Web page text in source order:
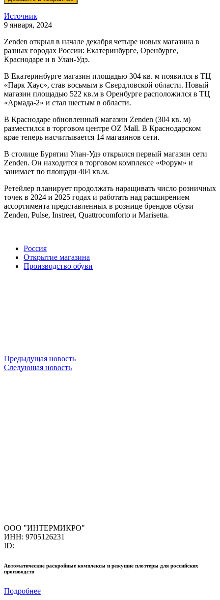
Источник
9 января, 2024
Zenden открыл в начале декабря четыре новых магазина в
разных городах России: Екатеринбурге, Оренбурге,
Краснодаре и в Улан-Удэ.
В Екатеринбурге магазин площадью 304 кв. м появился в ТЦ
«Парк Хаус», став восьмым в Свердловской области. Новый
магазин площадью 522 кв.м в Оренбурге расположился в ТЦ
«Армада-2» и стал шестым в области.
В Краснодаре обновленный магазин Zenden (304 кв. м)
разместился в торговом центре OZ Mall. В Краснодарском
крае теперь насчитывается 14 магазинов сети.
В столице Бурятии Улан-Удэ открылся первый магазин сети
Zenden. Он находится в торговом комплексе «Форум» и
занимает по площади 404 кв.м.
Ретейлер планирует продолжать наращивать число розничных
точек в 2024 и 2025 годах и работать над расширением
ассортимента представленных в рознице брендов обуви
Zenden, Pulse, Instreet, Quattrocomforto и Marisetta.
Россия
Открытие магазина
Производство обуви
Предыдущая новость
Следующая новость
ООО "ИНТЕРМИКРО"
ИНН: 9705126231
ID:
Автоматические раскройные комплексы и режущие плоттеры для российских
производств
Подробнее